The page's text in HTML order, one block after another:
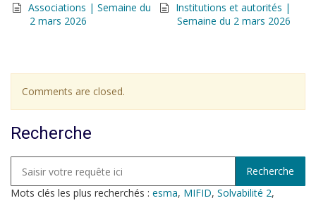
Associations | Semaine du
2 mars 2026
Institutions et autorités |
Semaine du 2 mars 2026
Comments are closed.
Recherche
Mots clés les plus recherchés : esma, MIFID, Solvabilité 2,